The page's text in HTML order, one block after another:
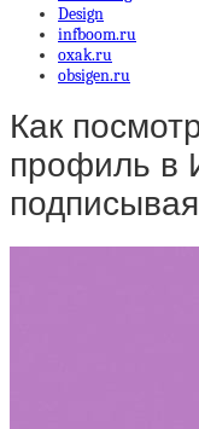
Design
infboom.ru
oxak.ru
obsigen.ru
Как
профиль в